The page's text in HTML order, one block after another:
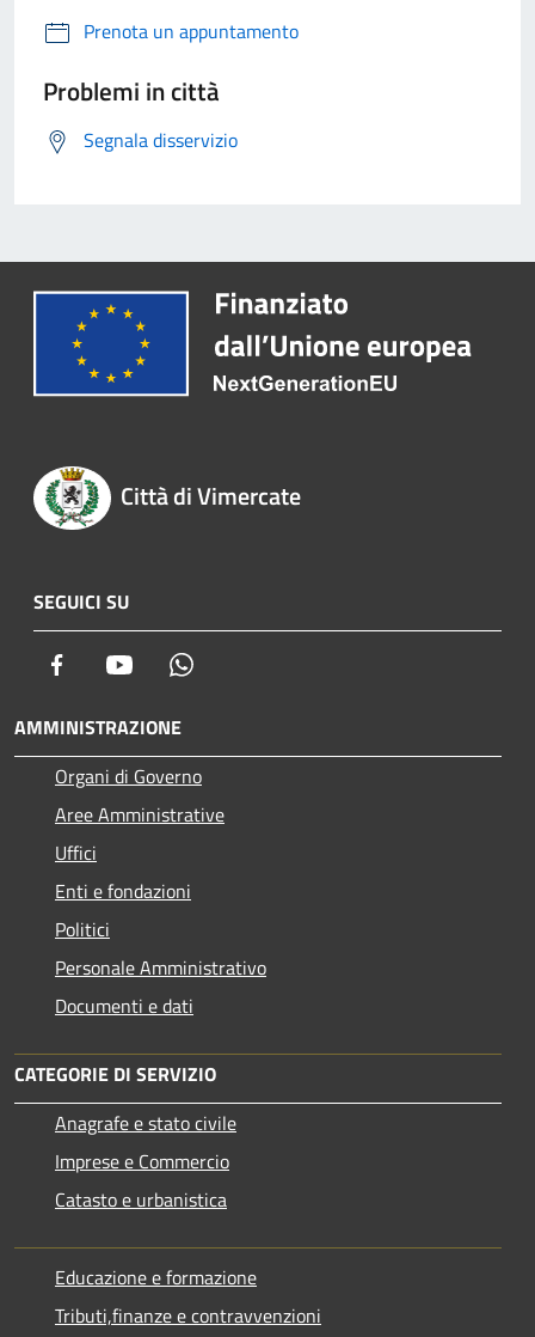
Prenota un appuntamento
Problemi in città
Segnala disservizio
Città di Vimercate
SEGUICI SU
Facebook Youtube
AMMINISTRAZIONE
Organi di Governo
Aree Amministrative
Uffici
Enti e fondazioni
Politici
Personale Amministrativo
Documenti e dati
CATEGORIE DI SERVIZIO
Anagrafe e stato civile
Imprese e Commercio
Catasto e urbanistica
Educazione e formazione
Tributi,finanze e contravvenzioni